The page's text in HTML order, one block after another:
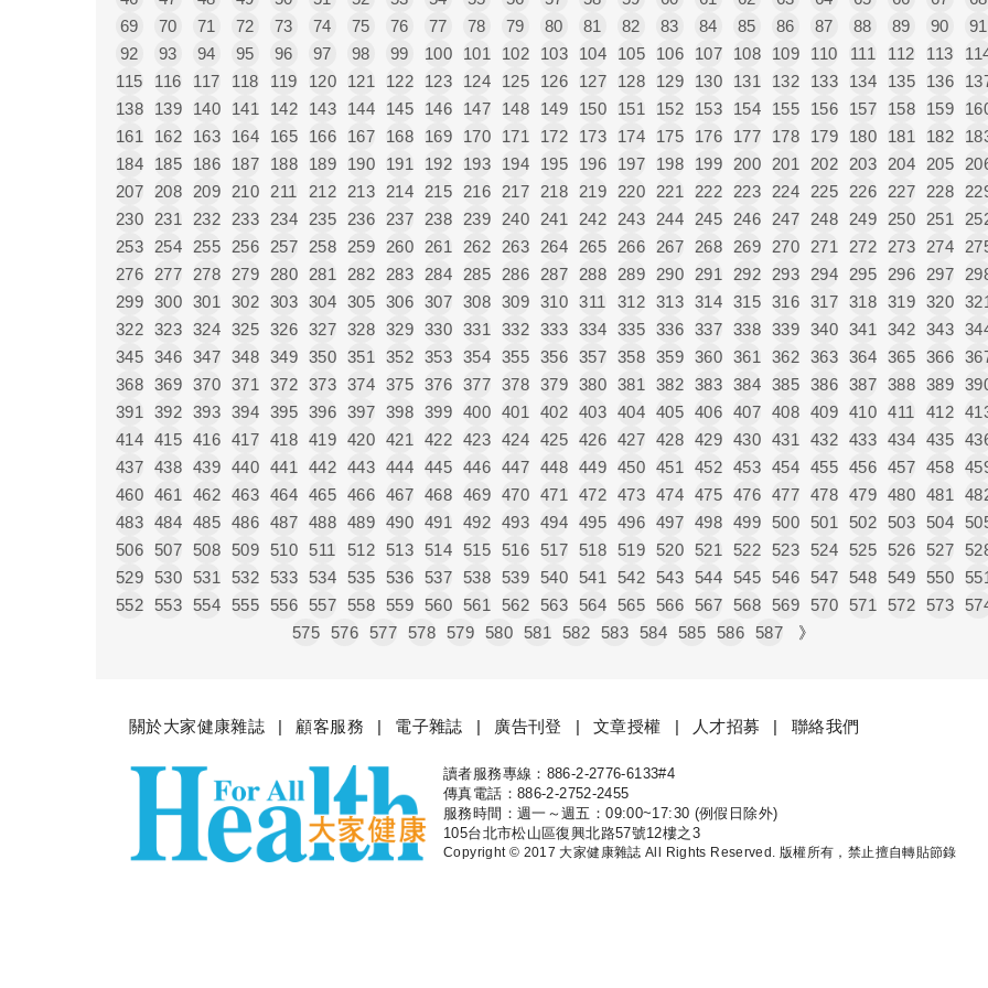
69
70 71 72 73 74 75 76 77 78 79 80 81 82 83 84 85 86 87 88 89 90
91
92
93 94 95 96 97 98 99 100 101 102 103 104 105 106 107 108 109 110 111 112 113
115
116 117 118 119 120 121 122 123 124 125 126 127 128 129 130 131 132 133 134 135 136
138
139 140 141 142 143 144 145 146 147 148 149 150 151 152 153 154 155 156 157 158 159
161
162 163 164 165 166 167 168 169 170 171 172 173 174 175 176 177 178 179 180 181 182
184
185 186 187 188 189 190 191 192 193 194 195 196 197 198 199 200 201 202 203 204 205
207
208 209 210 211 212 213 214 215 216 217 218 219 220 221 222 223 224 225 226 227 228
230
231 232 233 234 235 236 237 238 239 240 241 242 243 244 245 246 247 248 249 250 251
253
254 255 256 257 258 259 260 261 262 263 264 265 266 267 268 269 270 271 272 273 274
276
277 278 279 280 281 282 283 284 285 286 287 288 289 290 291 292 293 294 295 296 297
299 300 301 302 303 304 305 306 307 308 309 310 311 312 313 314 315 316 317 318 319 320
322 323 324 325 326 327 328 329 330 331 332 333 334 335 336 337 338 339 340 341 342 343
345 346 347 348 349 350 351 352 353 354 355 356 357 358 359 360 361 362 363 364 365 366
368 369 370 371 372 373 374 375 376 377 378 379 380 381 382 383 384 385 386 387 388 389
391
392 393 394 395 396 397 398 399 400 401 402 403 404 405 406 407 408 409 410 411 412
414 415 416 417 418 419 420 421 422 423 424 425 426 427 428 429 430 431 432 433 434 435
437 438 439 440 441 442 443 444 445 446 447 448 449 450 451 452 453 454 455 456 457 458
460 461 462 463 464 465 466 467 468 469 470 471 472 473 474 475 476 477 478 479 480 481
483 484 485 486 487 488 489 490 491 492 493 494 495 496 497 498 499 500 501 502 503 504
506 507 508 509 510 511 512 513 514 515 516 517 518 519 520 521 522 523 524 525 526 527
529 530 531 532 533 534 535 536 537 538 539 540 541 542 543 544 545 546 547 548 549 550
552 553 554 555 556 557 558 559 560 561 562 563 564 565 566 567 568 569 570 571 572 573
575 576 577 578 579 580 581 582 583 584 585 586 587 》
關於大家健康雜誌 顧客服務 電子雜誌 廣告刊登 文章授權 人才招募 聯絡我們
大家健康
讀者服務專線：886-2-2776-6133#4
傳真電話：886-2-2752-2455
服務時間：週一～週五：09:00~17:30 (例假日除外)
105台北市松山區復興北路57號12樓之3
Copyright © 2017 大家健康雜誌 All Rights Reserved. 版權所有，禁止擅自轉貼節錄